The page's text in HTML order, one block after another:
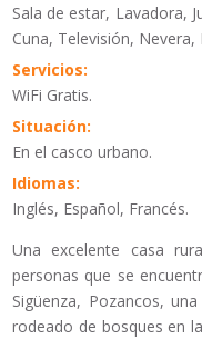
Sala de estar, Lavadora,
Cuna, Televisión,
Servicios:
WiFi Gratis.
Situación:
En el casco urbano.
Idiomas:
Inglés, Español, Francés.
Una excelente casa
personas que se
Sigüenza, Pozancos,
rodeado de bosques en